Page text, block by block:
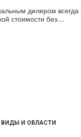
дилером всегда
стоимости без…
И ОБЛАСТИ